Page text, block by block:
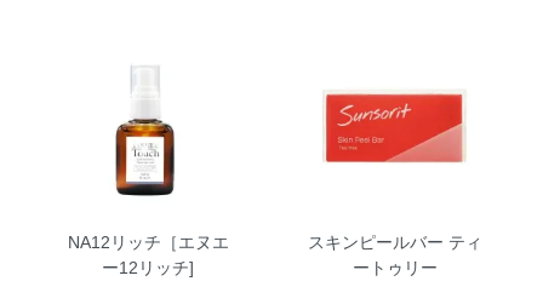
NA12リッチ［エヌエ
ー12リッチ]
スキンピールバー ティ
ートゥリー